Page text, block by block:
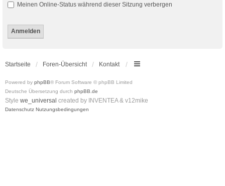
Meinen Online-Status während dieser Sitzung verbergen
Startseite Foren-Übersicht Kontakt
Powered by phpBB® Forum Software © phpBB Limited
Deutsche Übersetzung durch phpBB.de
Style we_universal created by INVENTEA & v12mike
Datenschutz Nutzungsbedingungen